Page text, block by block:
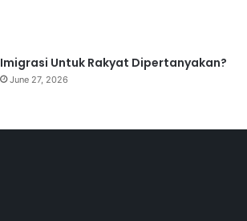
Imigrasi Untuk Rakyat Dipertanyakan?
June 27, 2026